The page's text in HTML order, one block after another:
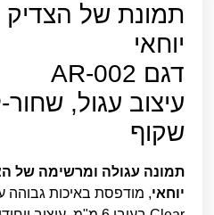
תמונת של הצדיק
יוחאי
דגם AR-002
עיצוב עגול,
שקוף
תמונה עגולה ומרשימה של
יוחאי